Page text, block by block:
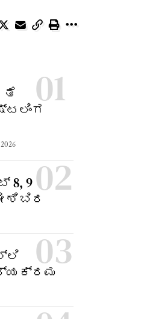
9
ಶಿಬಿರ